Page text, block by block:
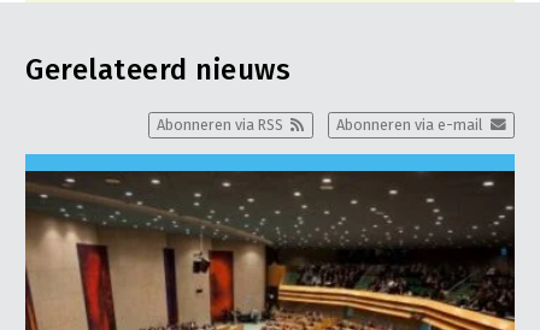
Gerelateerd nieuws
Abonneren via e-mail
Abonneren via RSS